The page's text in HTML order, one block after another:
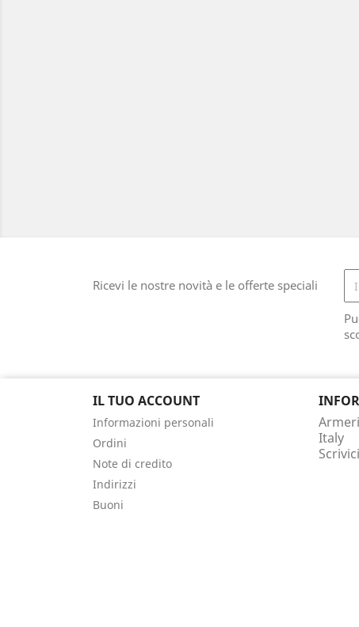
Ricevi le nostre novità e le offerte speciali
IL TUO ACCOUNT
Informazioni personali
Ordini
Note di credito
Indirizzi
Buoni
Italy